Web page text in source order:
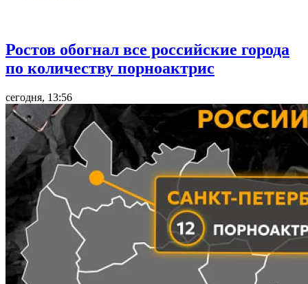
Ростов обогнал все российские города
по количеству порноактрис
сегодня, 13:56